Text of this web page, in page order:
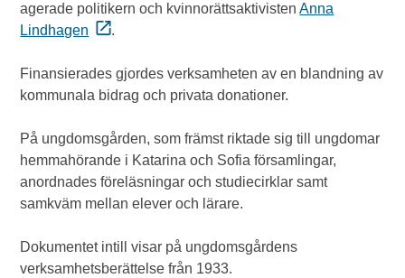
agerade politikern och kvinnorättsaktivistenAnna
Lindhagen
.
Finansierades gjordes verksamheten av en blandning av
kommunala bidrag och privata donationer.
På ungdomsgården, som främst riktade sig till ungdomar
hemmahörande i Katarina och Sofia församlingar,
anordnades föreläsningar och studiecirklar samt
samkväm mellan elever och lärare.
Dokumentet intill visar på ungdomsgårdens
verksamhetsberättelse från 1933.